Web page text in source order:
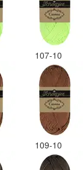
107-10
109-10